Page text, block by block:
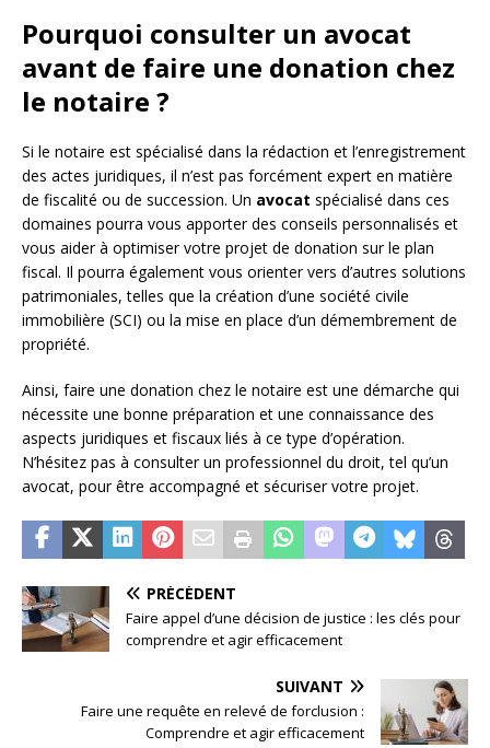
Pourquoi consulter un avocat
avant de faire une donation chez
le notaire ?
Si le notaire est spécialisé dans la rédaction et l’enregistrement
des actes juridiques, il n’est pas forcément expert en matière
de fiscalité ou de succession. Un avocat spécialisé dans ces
domaines pourra vous apporter des conseils personnalisés et
vous aider à optimiser votre projet de donation sur le plan
fiscal. Il pourra également vous orienter vers d’autres solutions
patrimoniales, telles que la création d’une société civile
immobilière (SCI) ou la mise en place d’un démembrement de
propriété.
Ainsi, faire une donation chez le notaire est une démarche qui
nécessite une bonne préparation et une connaissance des
aspects juridiques et fiscaux liés à ce type d’opération.
N’hésitez pas à consulter un professionnel du droit, tel qu’un
avocat, pour être accompagné et sécuriser votre projet.
PRÉCÉDENT
Faire appel d’une décision de justice : les clés pour
comprendre et agir efficacement
SUIVANT
Faire une requête en relevé de forclusion :
Comprendre et agir efficacement